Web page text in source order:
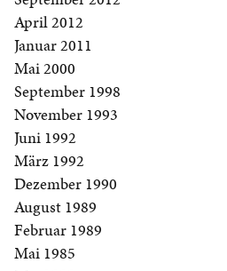
April 2012
Januar 2011
Mai 2000
September 1998
November 1993
Juni 1992
März 1992
Dezember 1990
August 1989
Februar 1989
Mai 1985